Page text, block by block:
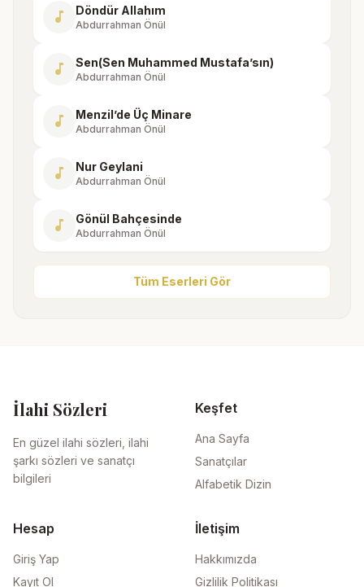
music_note Döndür Allahım
Abdurrahman Önül
music_note Sen(Sen Muhammed Mustafa’sın)
Abdurrahman Önül
music_note Menzil’de Üç Minare
Abdurrahman Önül
music_note Nur Geylani
Abdurrahman Önül
music_note Gönül Bahçesinde
Abdurrahman Önül
Tüm Eserleri Gör
İlahi Sözleri
En güzel ilahi sözleri, ilahi
şarkı sözleri ve sanatçı
bilgileri
Keşfet
Ana Sayfa
Sanatçılar
Alfabetik Dizin
Hesap
Giriş Yap
Kayıt Ol
İletişim
Hakkımızda
Gizlilik Politikası